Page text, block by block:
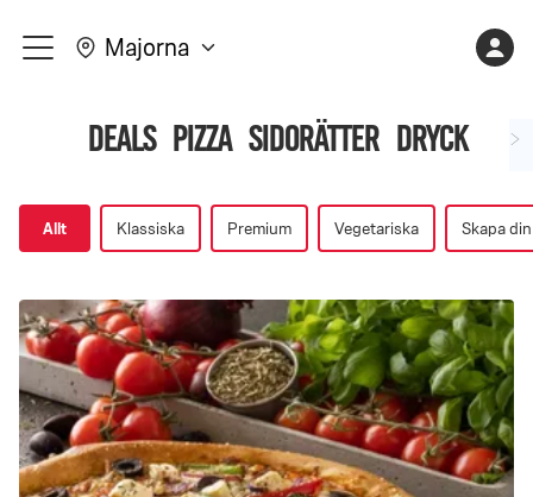
meny Majorna
Shopping
side,
få
varene
dine
Deals Pizza Sidorätter Dryck
upperSubCategory
Allt Klassiska Premium Vegetariska Skapa